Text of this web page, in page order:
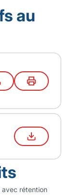
au
avec rétention